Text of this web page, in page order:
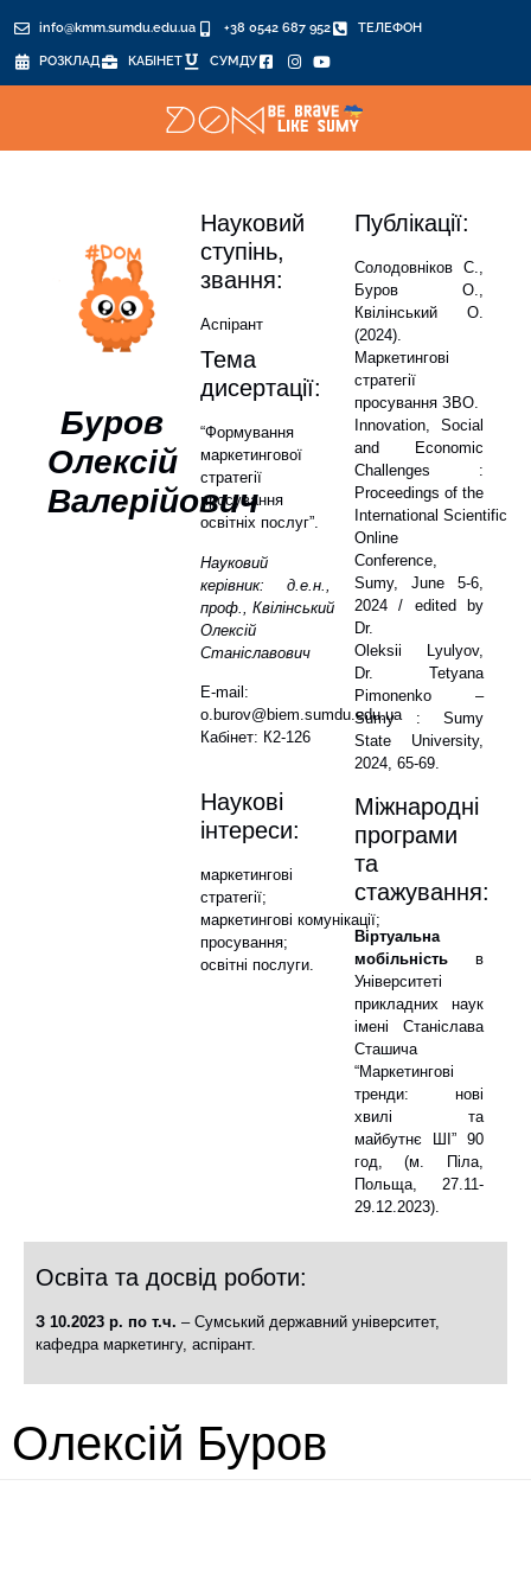
info@kmm.sumdu.edu.ua +38 0542 687 952 ТЕЛЕФОН
РОЗКЛАД КАБІНЕТ СУМДУ
Буров
Олексій
Валерійович
Науковий
ступінь,
звання:
Аспірант
Тема
дисертації:
“Формування
маркетингової
стратегії
просування
освітніх послуг”.
Науковий
керівник: д.е.н.,
проф., Квілінський
Олексій
Станіславович
E-mail:
o.burov@biem.sumdu.edu.ua
Кабінет: К2-126
Наукові
інтереси:
маркетингові
стратегії;
маркетингові комунікації;
просування;
освітні послуги.
Публікації:
Солодовніков С.,
Буров О.,
Квілінський О.
(2024).
Маркетингові
стратегії
просування ЗВО.
Innovation, Social
and Economic
Challenges :
Proceedings of the
International Scientific
Online
Conference,
Sumy, June 5-6,
2024 / edited by
Dr.
Oleksii Lyulyov,
Dr. Tetyana
Pimonenko –
Sumy : Sumy
State University,
2024, 65-69.
Міжнародні
програми
та
стажування:
Віртуальна
мобільність в
Університеті
прикладних наук
імені Станіслава
Сташича
“Маркетингові
тренди: нові
хвилі та
майбутнє ШІ” 90
год, (м. Піла,
Польща, 27.11-
29.12.2023).
Освіта та досвід роботи:
З 10.2023 р. по т.ч. – Сумський державний університет,
кафедра маркетингу, аспірант.
Олексій Буров